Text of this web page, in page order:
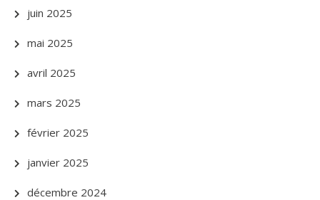
juin 2025
mai 2025
avril 2025
mars 2025
février 2025
janvier 2025
décembre 2024